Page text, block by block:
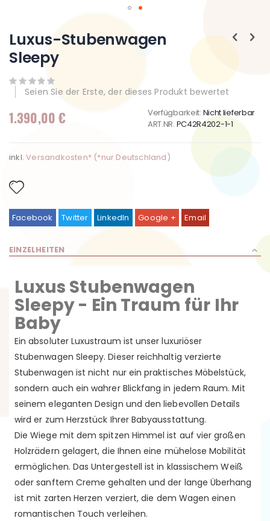
Anfang
der
Bildgalerie
springen
Luxus-Stubenwagen
Sleepy
Seien Sie der Erste, der dieses Produkt bewertet
1.390,00 € Verfügbarkeit: Nicht lieferbar
ART.NR. PC42R4202-1-1
inkl.Versandkosten* (*nur Deutschland)
Facebook Twitter LinkedIn Google + Email
EINZELHEITEN
Luxus Stubenwagen
Sleepy - Ein Traum für Ihr
Baby
Ein absoluter Luxustraum ist unser luxuriöser
Stubenwagen Sleepy. Dieser reichhaltig verzierte
Stubenwagen ist nicht nur ein praktisches Möbelstück,
sondern auch ein wahrer Blickfang in jedem Raum. Mit
seinem eleganten Design und den liebevollen Details
wird er zum Herzstück Ihrer Babyausstattung.
Die Wiege mit dem spitzen Himmel ist auf vier großen
Holzrädern gelagert, die Ihnen eine mühelose Mobilität
ermöglichen. Das Untergestell ist in klassischem Weiß
oder sanftem Creme gehalten und der lange Überhang
ist mit zarten Herzen verziert, die dem Wagen einen
romantischen Touch verleihen.